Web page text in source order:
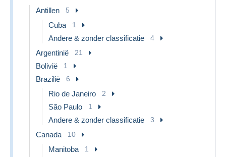
Antillen 5
Cuba 1
Andere & zonder classificatie 4
Argentinië 21
Bolivië 1
Brazilië 6
Rio de Janeiro 2
São Paulo 1
Andere & zonder classificatie 3
Canada 10
Manitoba 1